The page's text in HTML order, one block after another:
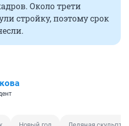
Около трети
стройку, поэтому срок